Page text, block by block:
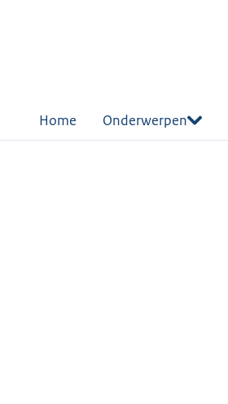
Home Onderwerpen